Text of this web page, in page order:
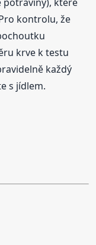
kontrolu, že
krve k testu
každý
s jídlem.